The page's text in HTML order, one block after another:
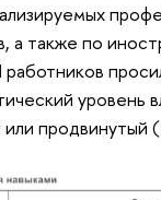
а также по
уровень
продвинутый